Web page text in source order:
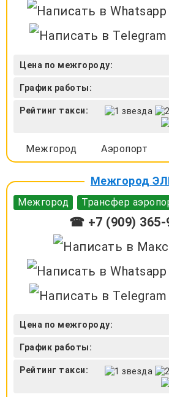
Цена по межгороду:
График работы:
Рейтинг такси:
Межгород Аэропорт
Межгород
Межгород Трансфер
☎ +7 (909) 365-
Цена по межгороду:
График работы:
Рейтинг такси: